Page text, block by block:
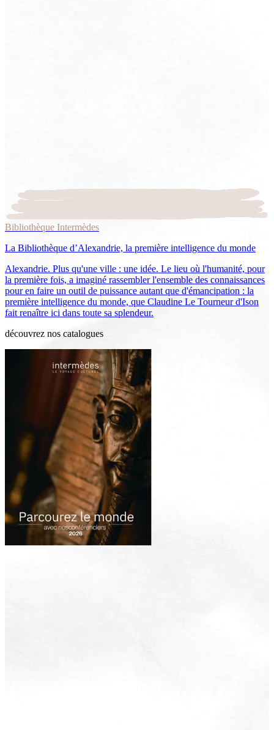
Bibliothèque Intermèdes
La Bibliothèque d’Alexandrie, la première intelligence du monde
Alexandrie. Plus qu'une ville : une idée. Le lieu où l'humanité, pour
la première fois, a imaginé rassembler l'ensemble des connaissances
pour en faire un outil de puissance autant que d'émancipation : la
première intelligence du monde, que Claudine Le Tourneur d'Ison
fait renaître ici dans toute sa splendeur.
découvrez nos catalogues